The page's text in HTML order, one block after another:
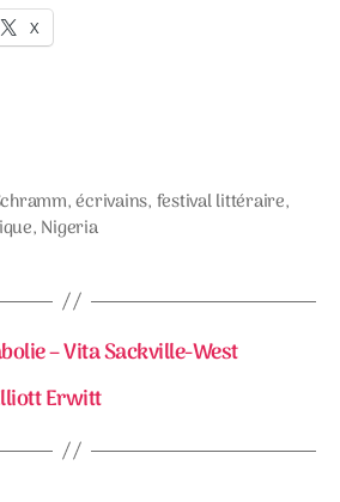
X
,écrivains, festival littéraire,
, Nigeria
– Vita Sackville-West
Erwitt